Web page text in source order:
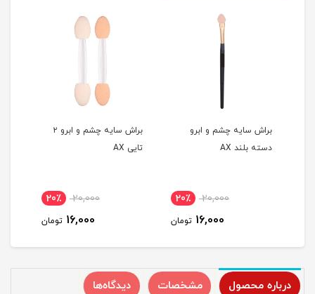
براش سایه چشم و ابرو
دسته بلند AX
20,000 20٪
16,000 تومان
براش سایه چشم و ابرو ۲
تایی AX
20,000 20٪
16,000 تومان
درباره محصول مشخصات دیدگاه‌ها